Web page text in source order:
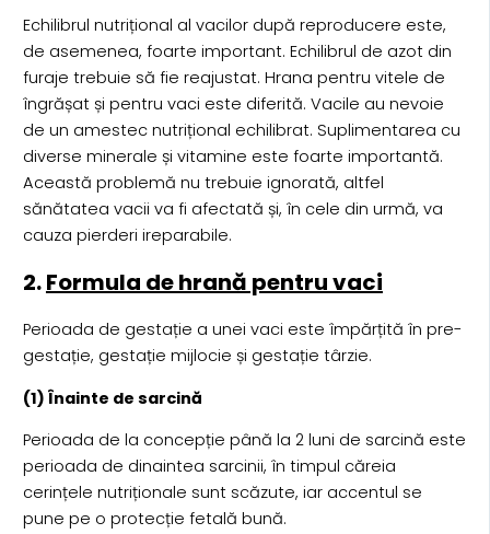
Echilibrul nutrițional al vacilor după reproducere este,
de asemenea, foarte important. Echilibrul de azot din
furaje trebuie să fie reajustat. Hrana pentru vitele de
îngrășat și pentru vaci este diferită. Vacile au nevoie
de un amestec nutrițional echilibrat. Suplimentarea cu
diverse minerale și vitamine este foarte importantă.
Această problemă nu trebuie ignorată, altfel
sănătatea vacii va fi afectată și, în cele din urmă, va
cauza pierderi ireparabile.
2.Formula de hrană pentru vaci
Perioada de gestație a unei vaci este împărțită în pre-
gestație, gestație mijlocie și gestație târzie.
(1) Înainte de sarcină
Perioada de la concepție până la 2 luni de sarcină este
perioada de dinaintea sarcinii, în timpul căreia
cerințele nutriționale sunt scăzute, iar accentul se
pune pe o protecție fetală bună.